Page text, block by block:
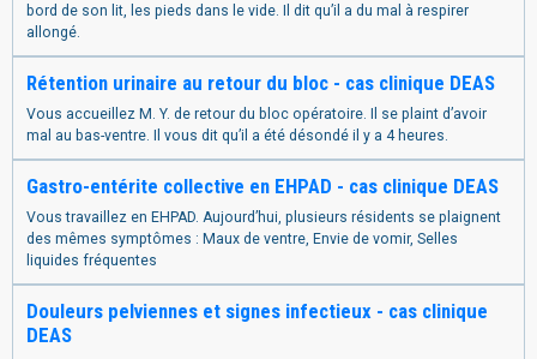
bord de son lit, les pieds dans le vide. Il dit qu’il a du mal à respirer
allongé.
Rétention urinaire au retour du bloc - cas clinique DEAS
Vous accueillez M. Y. de retour du bloc opératoire. Il se plaint d’avoir
mal au bas-ventre. Il vous dit qu’il a été désondé il y a 4 heures.
Gastro-entérite collective en EHPAD - cas clinique DEAS
Vous travaillez en EHPAD. Aujourd’hui, plusieurs résidents se plaignent
des mêmes symptômes : Maux de ventre, Envie de vomir, Selles
liquides fréquentes
Douleurs pelviennes et signes infectieux - cas clinique
DEAS